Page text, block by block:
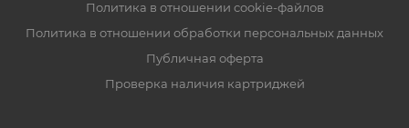
Политика в отношении cookie-файлов
Политика в отношении обработки персональных данных
Публичная оферта
Проверка наличия картриджей